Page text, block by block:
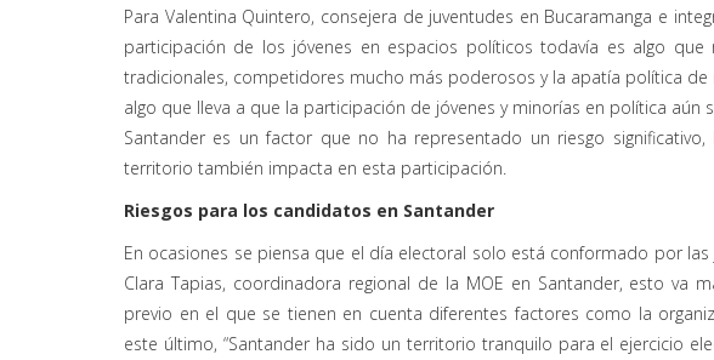
Para Valentina Quintero, consejera de juventudes en Bucaramanga e
participación de los jóvenes en espacios políticos todavía es algo
tradicionales, competidores mucho más poderosos y la apatía política
algo que lleva a que la participación de jóvenes y minorías en política aún
Santander es un factor que no ha representado un riesgo
territorio también impacta en esta participación.
Riesgos para los candidatos en Santander
En ocasiones se piensa que el día electoral solo está conformado por
Clara Tapias, coordinadora regional de la MOE en Santander, esto va
previo en el que se tienen en cuenta diferentes factores como la
este último, “Santander ha sido un territorio tranquilo para el ejercicio